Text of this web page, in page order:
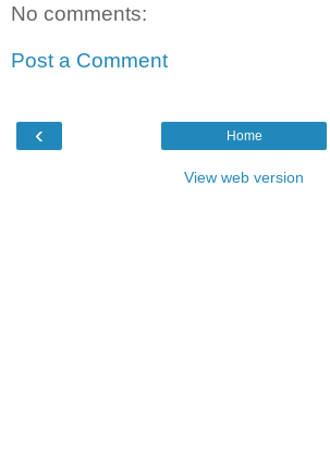
No comments:
Post a Comment
‹ Home
View web version